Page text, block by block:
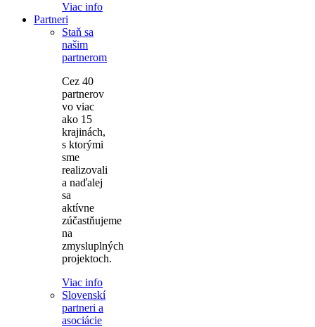
Viac info
Partneri
Staň sa
našim
partnerom
Cez 40
partnerov
vo viac
ako 15
krajinách,
s ktorými
sme
realizovali
a naďalej
sa
aktívne
zúčastňujeme
na
zmysluplných
projektoch.
Viac info
Slovenskí
partneri a
asociácie